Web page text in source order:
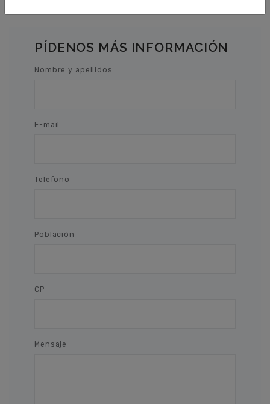
PÍDENOS MÁS INFORMACIÓN
Nombre y apellidos
E-mail
Teléfono
Población
CP
Mensaje